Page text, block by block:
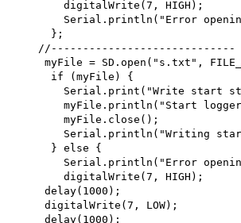
digitalWrite(7, HIGH);
Serial.println("Error
};
//-----------------------------
myFile = SD.open("s.txt",
if (myFile) {
Serial.print("Write start
myFile.println("Start
myFile.close();
Serial.println("Writing
} else {
Serial.println("Error
digitalWrite(7, HIGH);
delay(1000);
digitalWrite(7, LOW);
delay(1000);